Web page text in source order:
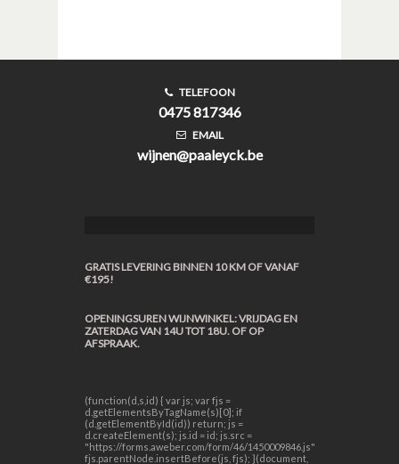
TELEFOON
0475 817346
EMAIL
wijnen@paaleyck.be
GRATIS LEVERING BINNEN 10 KM OF VANAF
€195!
OPENINGSUREN WIJNWINKEL: VRIJDAG EN
ZATERDAG VAN 14U TOT 18U. OF OP
AFSPRAAK.
(function(d,s,id) { var js; var fjs =
d.getElementsByTagName(s)[0]; if
(d.getElementById(id)) return; js =
d.createElement(s); js.id = id; js.src =
"https://forms.aweber.com/form/46/1450009846.js";
fjs.parentNode.insertBefore(js, fjs); }(document,